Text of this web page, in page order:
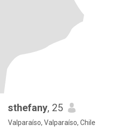
sthefany, 25
Valparaíso, Valparaíso, Chile